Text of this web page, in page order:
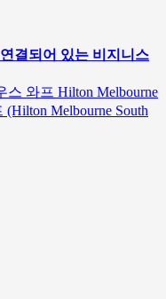
결되어 있는 비지니스
와프 Hilton Melbourne
Melbourne South